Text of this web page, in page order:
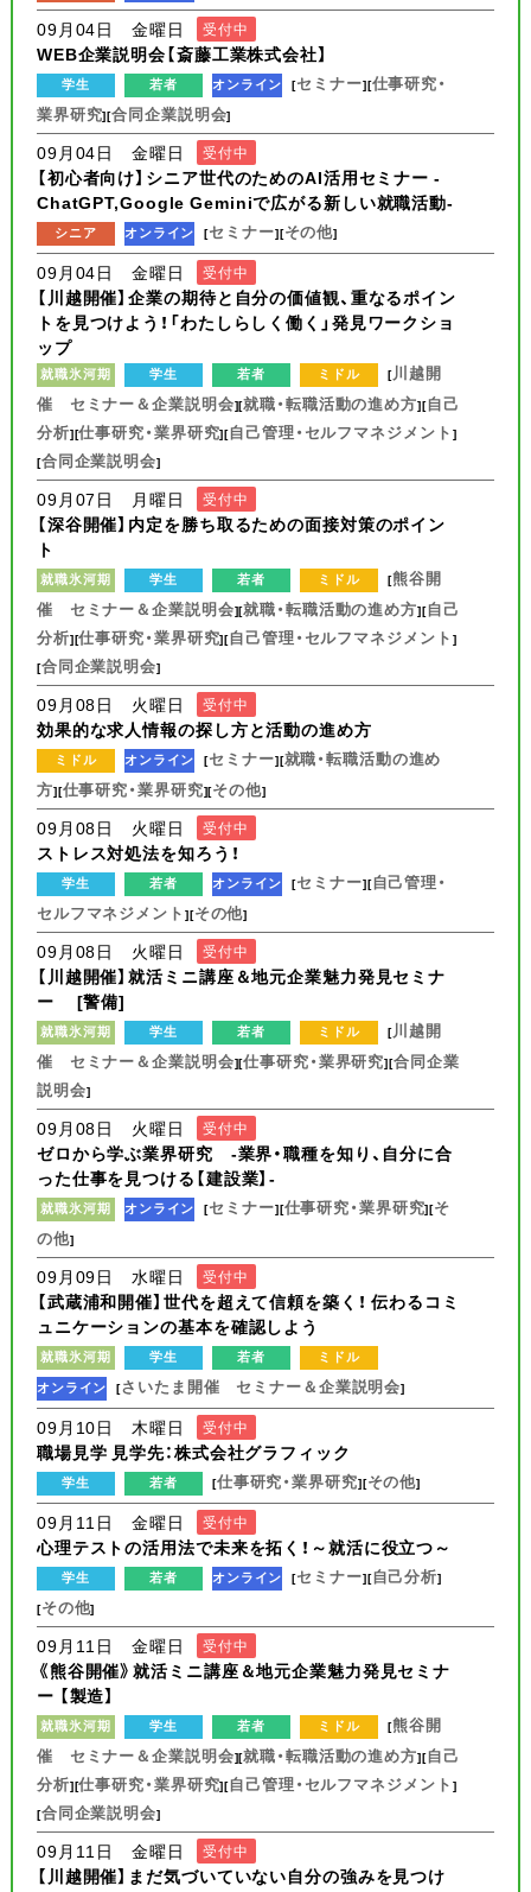
09月04日 金曜日 受付中
WEB企業説明会【斎藤工業株式会社】
学生 若者 オンライン [セミナー][仕事研究・
業界研究][合同企業説明会]
09月04日 金曜日 受付中
【初心者向け】シニア世代のためのAI活用セミナー -
ChatGPT,Google Geminiで広がる新しい就職活動-
シニア オンライン [セミナー][その他]
09月04日 金曜日 受付中
【川越開催】企業の期待と自分の価値観、重なるポイン
トを見つけよう！「わたしらしく働く」発見ワークショ
ップ
就職氷河期 学生 若者 ミドル [川越開
催 セミナー＆企業説明会][就職・転職活動の進め方][自己
分析][仕事研究・業界研究][自己管理・セルフマネジメント ]
[合同企業説明会]
09月07日 月曜日 受付中
【深谷開催】内定を勝ち取るための面接対策のポイン
ト
就職氷河期 学生 若者 ミドル [熊谷開
催 セミナー＆企業説明会][就職・転職活動の進め方][自己
分析][仕事研究・業界研究][自己管理・セルフマネジメント ]
[合同企業説明会]
09月08日 火曜日 受付中
効果的な求人情報の探し方と活動の進め方
ミドル オンライン [セミナー][就職・転職活動の進め
方][仕事研究・業界研究][その他]
09月08日 火曜日 受付中
ストレス対処法を知ろう！
学生 若者 オンライン [セミナー][自己管理・
セルフマネジメント ][その他]
09月08日 火曜日 受付中
【川越開催】就活ミニ講座＆地元企業魅力発見セミナ
ー [警備]
就職氷河期 学生 若者 ミドル [川越開
催 セミナー＆企業説明会][仕事研究・業界研究][合同企業
説明会]
09月08日 火曜日 受付中
ゼロから学ぶ業界研究 -業界・職種を知り、自分に合
った仕事を見つける【建設業】-
就職氷河期 オンライン [セミナー][仕事研究・業界研究][そ
の他]
09月09日 水曜日 受付中
【武蔵浦和開催】世代を超えて信頼を築く！ 伝わるコミ
ュニケーションの基本を確認しよう
就職氷河期 学生 若者
ミドル
オンライン
[さいたま開催 セミナー＆企業説明会]
09月10日 木曜日 受付中
職場見学 見学先：株式会社グラフィック
学生 若者 [仕事研究・業界研究][その他]
09月11日 金曜日 受付中
心理テストの活用法で未来を拓く！～就活に役立つ～
学生 若者 オンライン [セミナー][自己分析]
[その他]
09月11日 金曜日 受付中
《熊谷開催》就活ミニ講座＆地元企業魅力発見セミナ
ー 【製造】
就職氷河期 学生 若者 ミドル [熊谷開
催 セミナー＆企業説明会][就職・転職活動の進め方][自己
分析][仕事研究・業界研究][自己管理・セルフマネジメント ]
[合同企業説明会]
09月11日 金曜日 受付中
【川越開催】まだ気づいていない自分の強みを見つけ